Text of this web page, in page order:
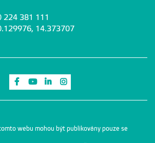
224 381 111
14.373707
Odkaz na Facebook
Odkaz na Youtube
Odkaz na LinkedIn
webu mohou být publikovány pouze se